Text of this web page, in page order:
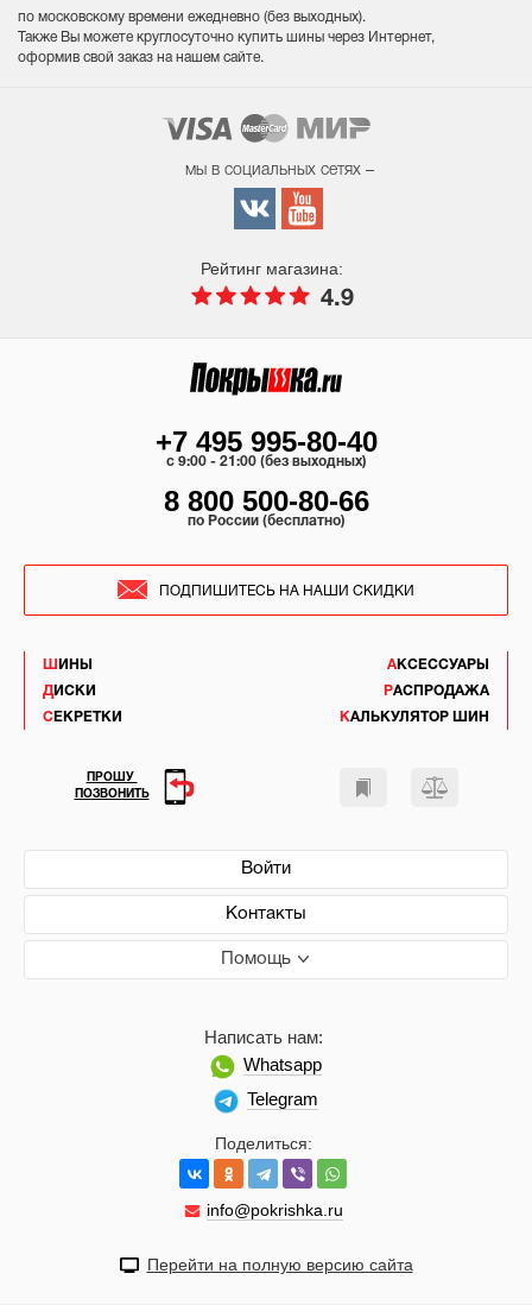
по московскому времени ежедневно (без выходных).
Также Вы можете круглосуточно купить шины через Интернет,
оформив свой заказ на нашем сайте.
мы в социальных сетях –
Рейтинг магазина:
4.9
ШИНЫ
ДИСКИ
СЕКРЕТКИ
АКСЕССУАРЫ
РАСПРОДАЖА
КАЛЬКУЛЯТОР ШИН
Войти
Контакты
Помощь
Поделиться:
info@pokrishka.ru
Написать нам:
Whatsapp
Telegram
+7 495 995-80-40
c 9:00 - 21:00 (без выходных)
8 800 500-80-66
по России (бесплатно)
ПОДПИШИТЕСЬ НА НАШИ СКИДКИ
ПРОШУ
ПОЗВОНИТЬ
Перейти на полную версию сайта